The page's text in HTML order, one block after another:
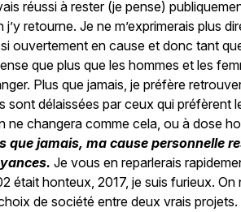
réussi à rester (je pense)
j’y retourne. Je ne m’exprimerais plus
ouvertement en cause et donc tant
que plus que les hommes et les
Plus que jamais, je préfère
sont délaissées par ceux qui préfèrent
ne changera comme cela, ou à dose
que jamais, ma cause personnelle
Je vous en reparlerais
était honteux, 2017, je suis furieux.
de société entre deux vrais projets.